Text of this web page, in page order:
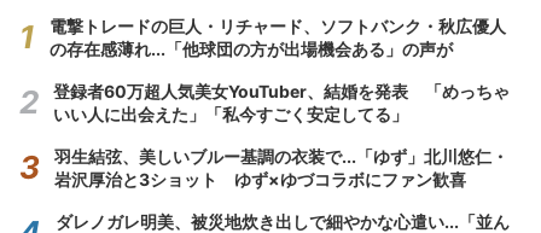
電撃トレードの巨人・リチャード、ソフトバンク・秋広優人
の存在感薄れ...「他球団の方が出場機会ある」の声が
登録者60万超人気美女YouTuber、結婚を発表 「めっちゃ
いい人に出会えた」「私今すごく安定してる」
羽生結弦、美しいブルー基調の衣装で...「ゆず」北川悠仁・
岩沢厚治と3ショット ゆず×ゆづコラボにファン歓喜
ダレノガレ明美、被災地炊き出しで細やかな心遣い...「並ん